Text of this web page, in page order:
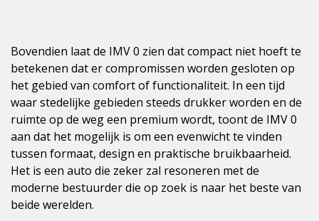
Bovendien laat de IMV 0 zien dat compact niet hoeft te
betekenen dat er compromissen worden gesloten op
het gebied van comfort of functionaliteit. In een tijd
waar stedelijke gebieden steeds drukker worden en de
ruimte op de weg een premium wordt, toont de IMV 0
aan dat het mogelijk is om een evenwicht te vinden
tussen formaat, design en praktische bruikbaarheid.
Het is een auto die zeker zal resoneren met de
moderne bestuurder die op zoek is naar het beste van
beide werelden.